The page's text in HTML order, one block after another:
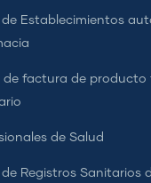
Establecimientos
de factura de
de Salud
Registros Sanitarios